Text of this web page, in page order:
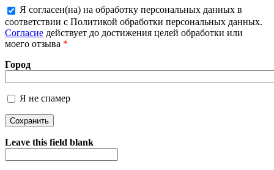
Более подробная информация о текстовых форматах
Я согласен(на) на обработку персональных данных в
соответствии с Политикой обработки персональных данных.
Согласие действует до достижения целей обработки или
моего отзыва *
Город
Я не спамер
Я спамер
Leave this field blank